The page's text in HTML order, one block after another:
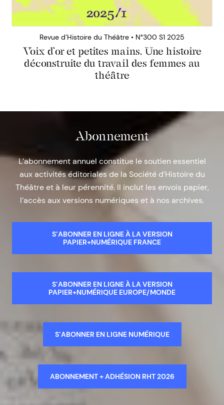
Revue d’Histoire du Théâtre • N°300 S1 2025
Voix d’or et petites mains. Une histoire
déconstruite du travail des femmes au
théâtre
Abonnement
L’abonnement annuel constitue le soutien essentiel
aux activités éditoriales de la Société d’Histoire du
Théâtre et à leur pérennité. Il inclut les envois papier,
l’accès aux versions numériques et à nos archives.
S’ABONNER EN LIGNE À LA VERSION
PAPIER+NUMÉRIQUE FRANCE
S’ABONNER EN LIGNE À LA VERSION
PAPIER+NUMÉRIQUE EUROPE/MONDE
S’ABONNER EN LIGNE NUMÉRIQUE
ABONNEMENT + ADHÉSION RHT 2026